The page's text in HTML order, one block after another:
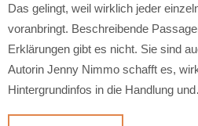
Das gelingt, weil wirklich jeder
voranbringt. Beschreibende
Erklärungen gibt es nicht. Sie sind
Autorin Jenny Nimmo schafft es,
Hintergrundinfos in die Handlung